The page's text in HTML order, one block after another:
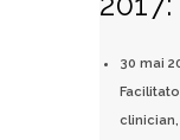
30 mai